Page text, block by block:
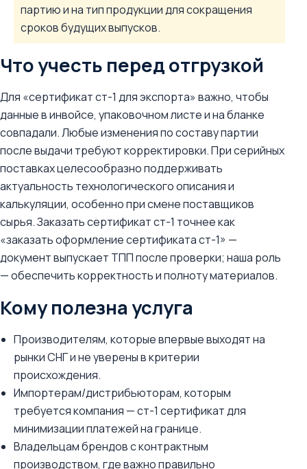
партию и на тип продукции для сокращения
сроков будущих выпусков.
Что учесть перед отгрузкой
Для «сертификат ст-1 для экспорта» важно, чтобы
данные в инвойсе, упаковочном листе и на бланке
совпадали. Любые изменения по составу партии
после выдачи требуют корректировки. При серийных
поставках целесообразно поддерживать
актуальность технологического описания и
калькуляции, особенно при смене поставщиков
сырья. Заказать сертификат ст-1 точнее как
«заказать оформление сертификата ст-1» —
документ выпускает ТПП после проверки; наша роль
— обеспечить корректность и полноту материалов.
Кому полезна услуга
Производителям, которые впервые выходят на
рынки СНГ и не уверены в критерии
происхождения.
Импортерам/дистрибьюторам, которым
требуется компания — ст-1 сертификат для
минимизации платежей на границе.
Владельцам брендов с контрактным
производством, где важно правильно